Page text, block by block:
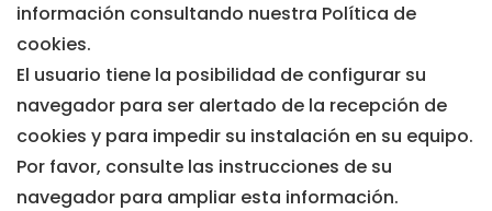
información consultando nuestra Política de
cookies.
El usuario tiene la posibilidad de configurar su
navegador para ser alertado de la recepción de
cookies y para impedir su instalación en su equipo.
Por favor, consulte las instrucciones de su
navegador para ampliar esta información.